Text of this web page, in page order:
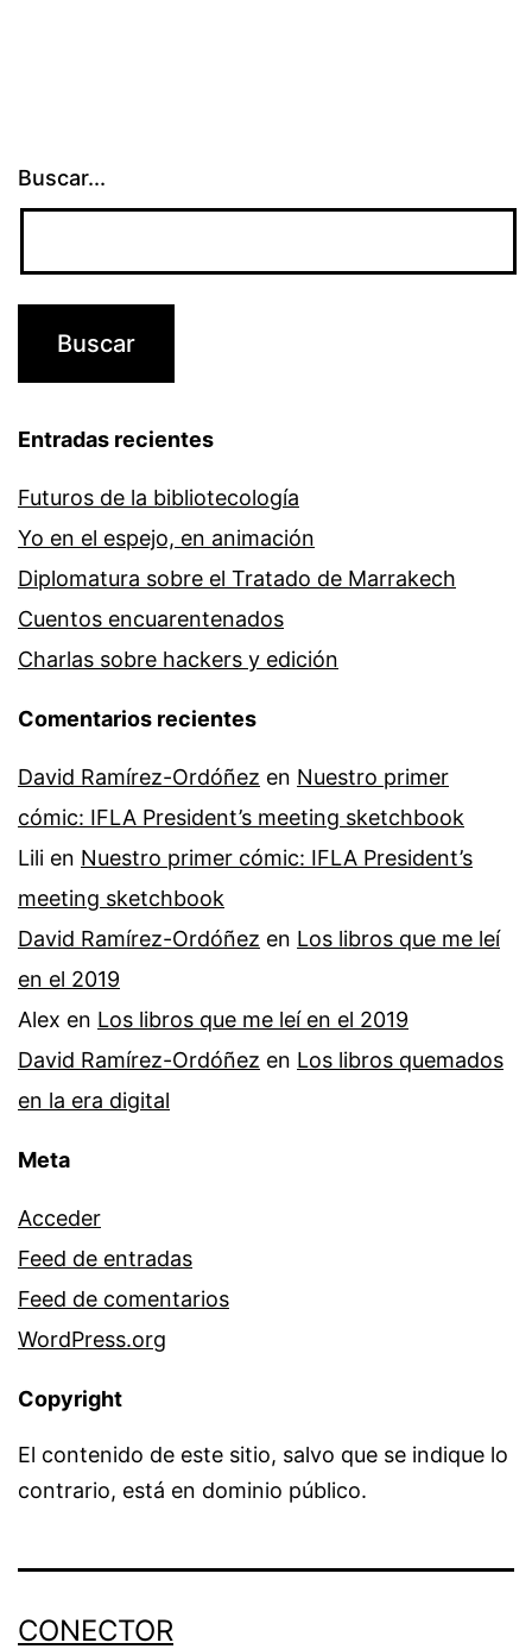
Buscar...
Entradas recientes
Futuros de la bibliotecología
Yo en el espejo, en animación
Diplomatura sobre el Tratado de Marrakech
Cuentos encuarentenados
Charlas sobre hackers y edición
Comentarios recientes
David Ramírez-Ordóñez en Nuestro primer
cómic: IFLA President’s meeting sketchbook
Lili en Nuestro primer cómic: IFLA President’s
meeting sketchbook
David Ramírez-Ordóñez en Los libros que me leí
en el 2019
Alex en Los libros que me leí en el 2019
David Ramírez-Ordóñez en Los libros quemados
en la era digital
Meta
Acceder
Feed de entradas
Feed de comentarios
WordPress.org
Copyright
El contenido de este sitio, salvo que se indique lo
contrario, está en dominio público.
CONECTOR